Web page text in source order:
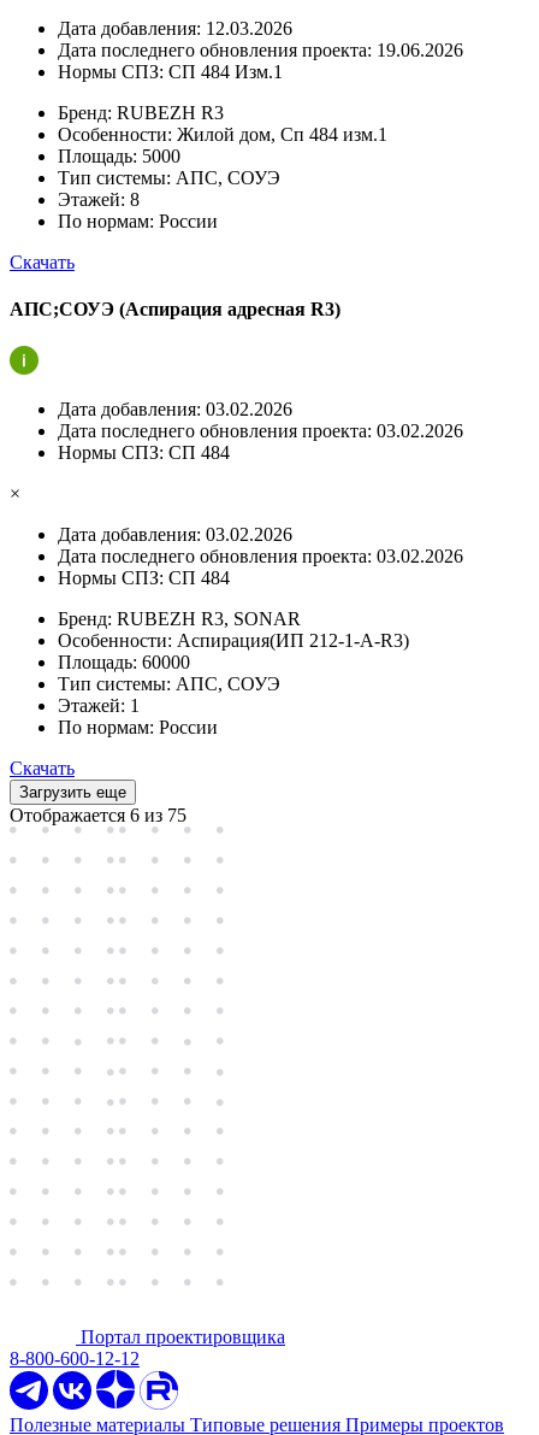
Дата добавления: 12.03.2026
Дата последнего обновления проекта: 19.06.2026
Нормы СПЗ: СП 484 Изм.1
Бренд: RUBEZH R3
Особенности: Жилой дом, Сп 484 изм.1
Площадь: 5000
Тип системы: АПС, СОУЭ
Этажей: 8
По нормам: России
Скачать
АПС;СОУЭ (Аспирация адресная R3)
Дата добавления: 03.02.2026
Дата последнего обновления проекта: 03.02.2026
Нормы СПЗ: СП 484
×
Дата добавления: 03.02.2026
Дата последнего обновления проекта: 03.02.2026
Нормы СПЗ: СП 484
Бренд: RUBEZH R3, SONAR
Особенности: Аспирация(ИП 212-1-А-R3)
Площадь: 60000
Тип системы: АПС, СОУЭ
Этажей: 1
По нормам: России
Скачать
Загрузить еще
Отображается 6 из 75
Портал проектировщика
8-800-600-12-12
Полезные материалы Типовые решения Примеры проектов